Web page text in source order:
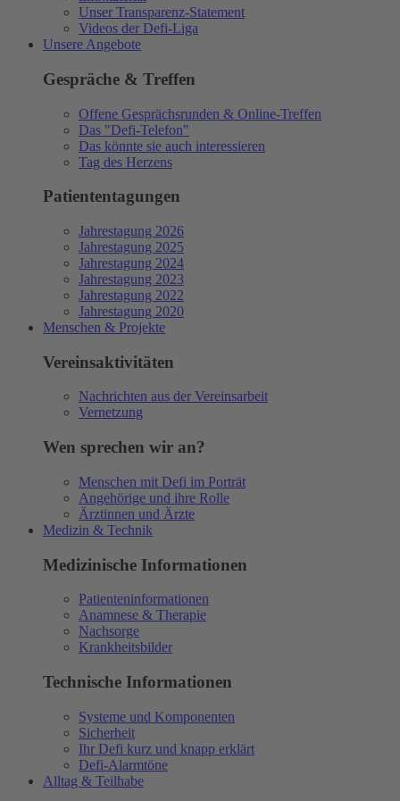
Unser Transparenz-Statement
Videos der Defi-Liga
Unsere Angebote
Gespräche & Treffen
Offene Gesprächsrunden & Online-Treffen
Das "Defi-Telefon"
Das könnte sie auch interessieren
Tag des Herzens
Patiententagungen
Jahrestagung 2026
Jahrestagung 2025
Jahrestagung 2024
Jahrestagung 2023
Jahrestagung 2022
Jahrestagung 2020
Menschen & Projekte
Vereinsaktivitäten
Nachrichten aus der Vereinsarbeit
Vernetzung
Wen sprechen wir an?
Menschen mit Defi im Porträt
Angehörige und ihre Rolle
Ärztinnen und Ärzte
Medizin & Technik
Medizinische Informationen
Patienteninformationen
Anamnese & Therapie
Nachsorge
Krankheitsbilder
Technische Informationen
Systeme und Komponenten
Sicherheit
Ihr Defi kurz und knapp erklärt
Defi-Alarmtöne
Alltag & Teilhabe